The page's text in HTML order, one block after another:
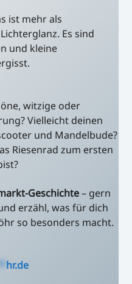
ist mehr als
Es sind
und kleine
witzige oder
Vielleicht deinen
und Mandelbude?
Riesenrad zum ersten
Geschichte– gern
erzähl, was für dich
so besonders macht.
hr.de